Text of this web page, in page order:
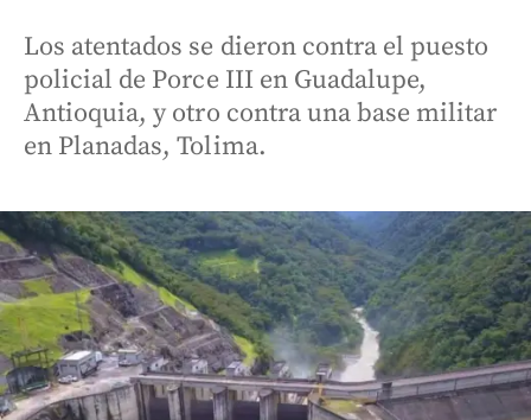
Los atentados se dieron contra el puesto
policial de Porce III en Guadalupe,
Antioquia, y otro contra una base militar
en Planadas, Tolima.